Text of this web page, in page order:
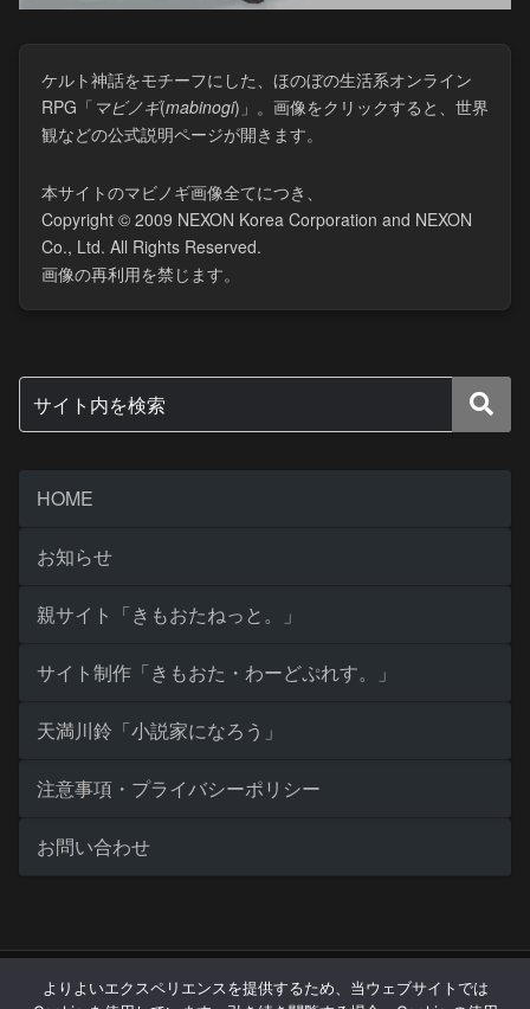
ケルト神話をモチーフにした、ほのぼの生活系オンライン
RPG「 マビノギ(​mabinogi)」。画像をクリックすると、世界
観などの公式説明ページが開きます。
本サイトのマビノギ画像全てにつき、
Copyright © 2009 NEXON Korea Corporation and NEXON
Co., Ltd. All Rights Reserved.
画像の再利用を禁じます。
HOME
お知らせ
親サイト「きもおたねっと。」
サイト制作「きもおた・わーどぷれす。」
天満川鈴「小説家になろう」
注意事項・プライバシーポリシー
お問い合わせ
Copyright © 2007 ひさの隠れ家 All Rights Reserved.
よりよいエクスペリエンスを提供するため、当ウェブサイトでは